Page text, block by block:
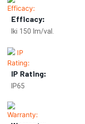
Efficacy:
Iki 150 lm/val.
IP Rating:
IP65